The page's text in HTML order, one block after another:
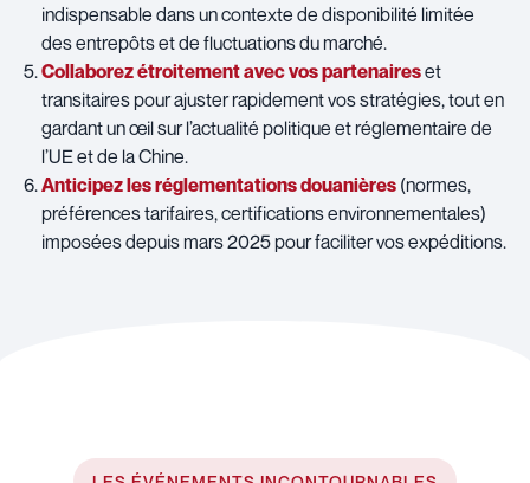
indispensable dans un contexte de disponibilité limitée
des entrepôts et de fluctuations du marché.
Collaborez étroitement avec vos partenaireset
transitaires pour ajuster rapidement vos stratégies, tout en
gardant un œil sur l’actualité politique et réglementaire de
l’UE et de la Chine.
Anticipez les réglementations douanières (normes,
préférences tarifaires, certifications environnementales)
imposées depuis mars 2025 pour faciliter vos expéditions.